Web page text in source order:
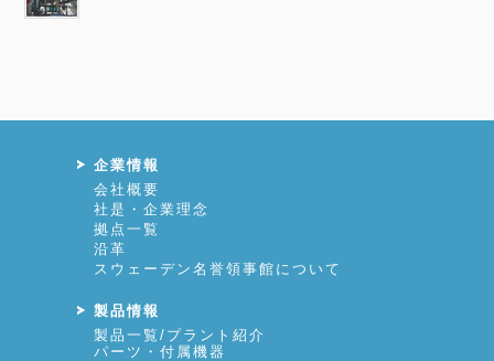
企業情報
会社概要
社是・企業理念
拠点一覧
沿革
スウェーデン名誉領事館について
製品情報
製品一覧/プラント紹介
パーツ・付属機器